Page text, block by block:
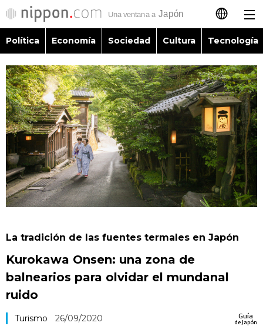
日本語
English
简体字
繁體字
Français
العربية
Política
Economía
Sociedad
Vida
Guía de Japón
Política Economía Sociedad Cultura Tecnología
La tradición de las fuentes termales en Japón
Kurokawa Onsen: una zona de
balnearios para olvidar el mundanal
ruido
Guía
de Japón
Turismo 26/09/2020